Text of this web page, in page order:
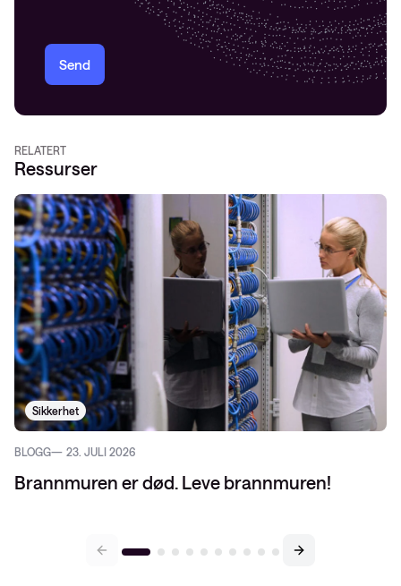
Send
RELATERT
Ressurser
Sikkerhet
BLOGG 23. JULI 2026
Brannmuren er død. Leve brannmuren!